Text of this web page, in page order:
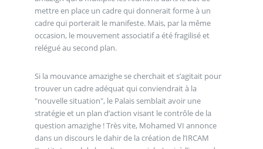
mettre en place un cadre qui donnerait forme à un
cadre qui porterait le manifeste. Mais, par la même
occasion, le mouvement associatif a été fragilisé et
relégué au second plan.
Si la mouvance amazighe se cherchait et s’agitait pour
trouver un cadre adéquat qui conviendrait à la
"nouvelle situation", le Palais semblait avoir une
stratégie et un plan d’action visant le contrôle de la
question amazighe ! Très vite, Mohamed VI annonce
dans un discours le dahir de la création de l’IRCAM